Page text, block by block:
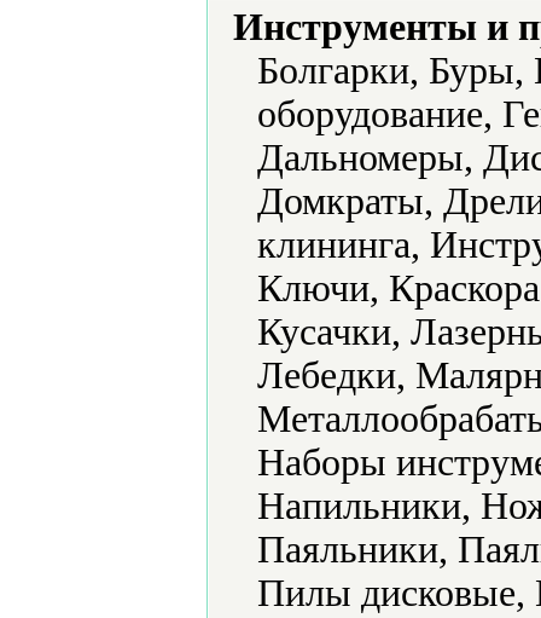
Инструменты и
Болгарки, Буры,
оборудование,
Дальномеры,
Домкраты,
клининга,
Ключи,
Кусачки,
Лебедки,
Наборы
Напильники,
Паяльники,
Пилы дисковые,